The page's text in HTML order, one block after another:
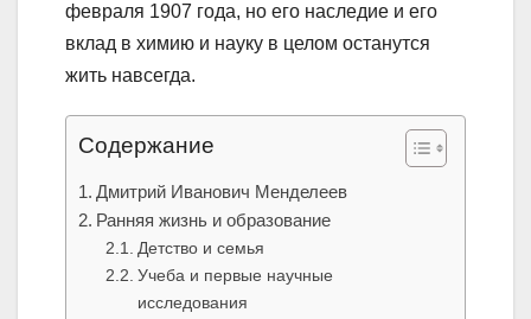
февраля 1907 года, но его наследие и его
вклад в химию и науку в целом останутся
жить навсегда.
Содержание
Дмитрий Иванович Менделеев
Ранняя жизнь и образование
Детство и семья
Учеба и первые научные
исследования